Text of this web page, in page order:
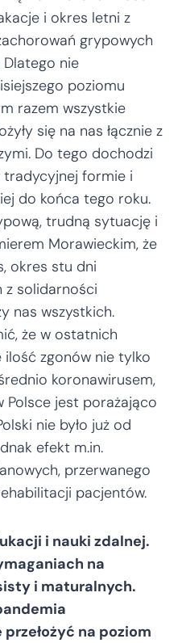
i okres letni z
grypowych
nie
poziomu
razem wszystkie
się na nas łącznie z
Do tego dochodzi
tradycyjnej formie i
do końca tego roku.
trudną sytuację i
Morawieckim, że
okres stu dni
z solidarności
nas wszystkich.
że w ostatnich
zgonów nie tylko
koronawirusem,
Polsce jest porażająco
nie było już od
efekt m.in.
przerwanego
pacjentów.
i nauki zdalnej.
na
i maturalnych.
na poziom